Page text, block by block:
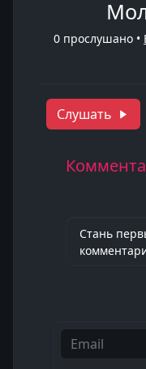
0 прослушано •
Слушать
Стань